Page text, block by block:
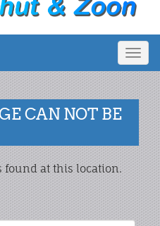
CAN NOT BE
found at this location.